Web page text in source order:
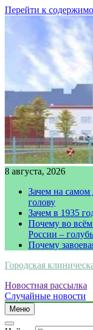
Перейти к
8 августа, 2026
Зачем на самом
голову
Зачем в 1935
Почему во
России –
Почему
Городская
Новостная рассылка
Случайные новости
Меню